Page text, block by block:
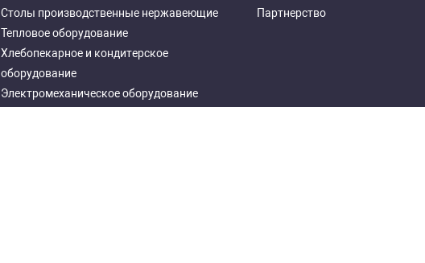
Столы производственные нержавеющие
Тепловое оборудование
Хлебопекарное и кондитерское
оборудование
Электромеханическое оборудование
Партнерство